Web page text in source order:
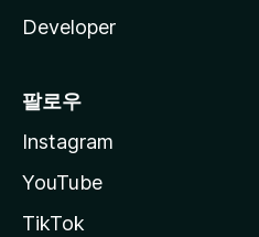
Developer
팔로우
Instagram
YouTube
TikTok